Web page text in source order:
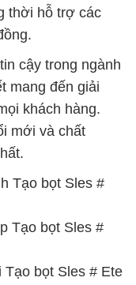
thời hỗ trợ các
cậy trong ngành
mang đến giải
khách hàng.
mới và chất
Tạo bọt Sles #
Tạo bọt Sles #
bọt Sles # Ete